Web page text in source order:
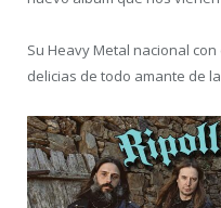
Su Heavy Metal nacional
delicias de todo amante de